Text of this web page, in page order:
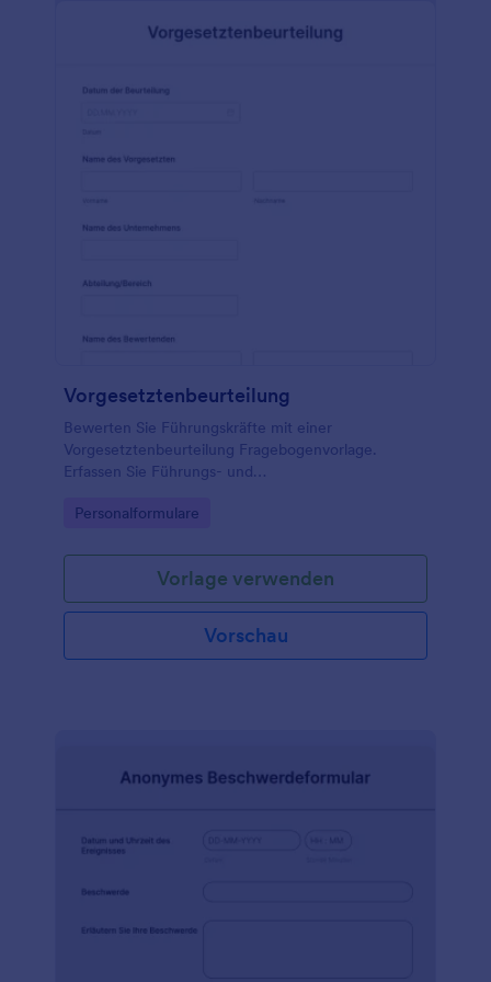
herunterladen. Passen Sie das Formular an Ihren
Ihrer Website ein und beginnen Sie, die
Vorgesetztenbeurteilung
Bewerten Sie Führungskräfte mit einer
Vorgesetztenbeurteilung Fragebogenvorlage.
Erfassen Sie Führungs- und
Leistungsbeurteilungen — einfach und effektiv.
Go to Category:
Personalformulare
Vorlage verwenden
Vorschau